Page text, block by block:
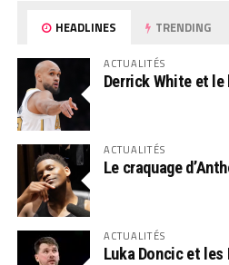
HEADLINES TRENDING
ACTUALITÉS
Derrick White et le
ACTUALITÉS
Le craquage
ACTUALITÉS
Luka Doncic et